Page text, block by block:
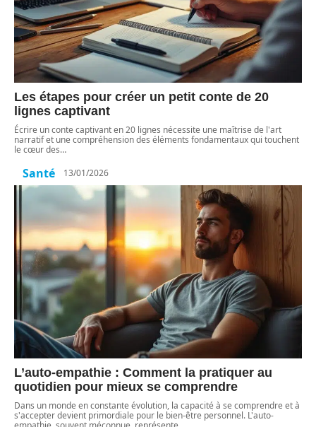
Les étapes pour créer un petit conte de 20
lignes captivant
Écrire un conte captivant en 20 lignes nécessite une maîtrise de l'art
narratif et une compréhension des éléments fondamentaux qui touchent
le cœur des…
Santé 13/01/2026
L’auto-empathie : Comment la pratiquer au
quotidien pour mieux se comprendre
Dans un monde en constante évolution, la capacité à se comprendre et à
s'accepter devient primordiale pour le bien-être personnel. L'auto-